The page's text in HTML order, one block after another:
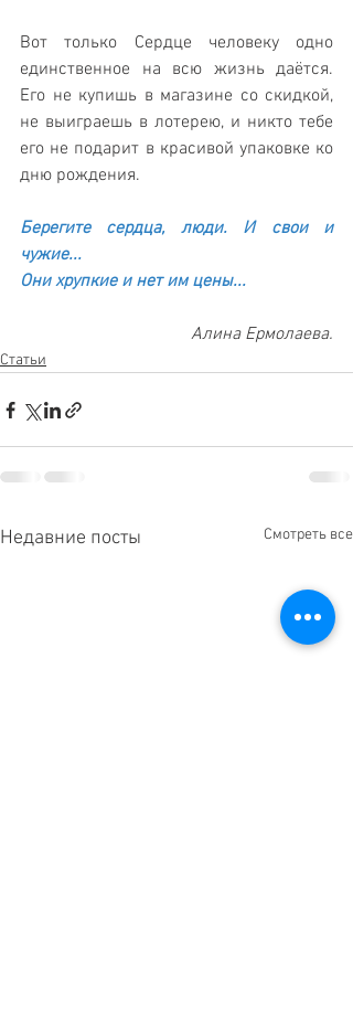
Вот только Сердце человеку одно
единственное на всю жизнь даётся.
Его не купишь в магазине со скидкой,
не выиграешь в лотерею, и никто тебе
его не подарит в красивой упаковке ко
дню рождения.
Берегите сердца, люди. И свои и
чужие...
Они хрупкие и нет им цены...
Алина Ермолаева.
Статьи
Недавние посты Смотреть все